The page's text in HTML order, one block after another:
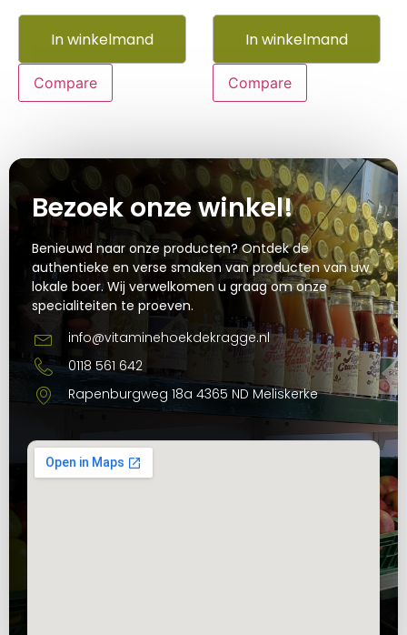
In winkelmand
Compare
In winkelmand
Compare
Bezoek onze winkel!
Benieuwd naar onze producten? Ontdek de
authentieke en verse smaken van producten van uw
lokale boer. Wij verwelkomen u graag om onze
specialiteiten te proeven.
info@vitaminehoekdekragge.nl
0118 561 642
Rapenburgweg 18a 4365 ND Meliskerke